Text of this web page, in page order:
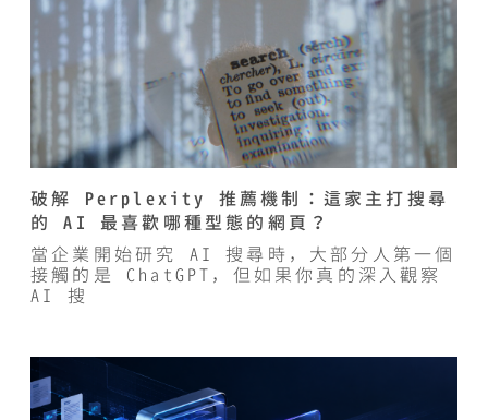
破解 Perplexity 推薦機制：這家主打搜尋
的 AI 最喜歡哪種型態的網頁？
當企業開始研究 AI 搜尋時，大部分人第一個
接觸的是 ChatGPT，但如果你真的深入觀察
AI 搜